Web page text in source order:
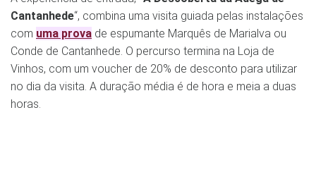
Cantanhede“, combina uma visita guiada pelas instalações
com uma prova de espumante Marquês de Marialva ou
Conde de Cantanhede. O percurso termina na Loja de
Vinhos, com um voucher de 20% de desconto para utilizar
no dia da visita. A duração média é de hora e meia a duas
horas.